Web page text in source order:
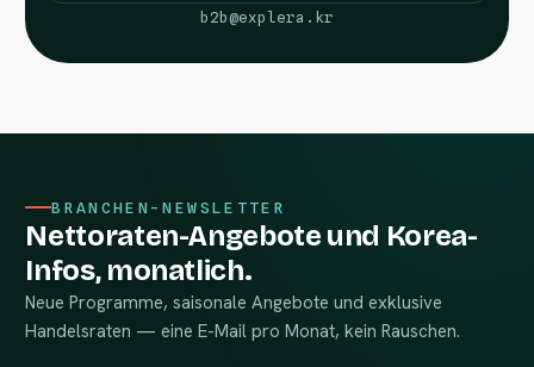
b2b@explera.kr
BRANCHEN-NEWSLETTER
Nettoraten-Angebote und Korea-
Infos, monatlich.
Neue Programme, saisonale Angebote und exklusive
Handelsraten — eine E-Mail pro Monat, kein Rauschen.